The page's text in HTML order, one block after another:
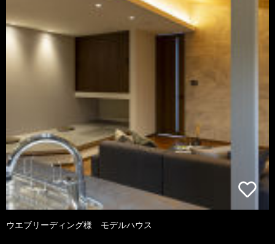
ウエブリーディング様 モデルハウス